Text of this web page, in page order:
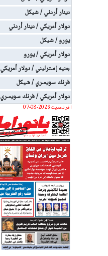
دينار أردني / شيكل
دولار أمريكي / دينار أردني
يورو / شيكل
دولار أمريكي / يورو
جنيه إسترليني / دولار أمريكي
فرنك سويسري / شيكل
دولار أمريكي / فرنك سويسري
اخر تحديث 2026-08-07